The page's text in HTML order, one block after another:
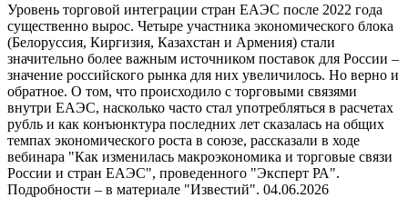
Уровень торговой интеграции стран ЕАЭС после 2022 года
существенно вырос. Четыре участника экономического блока
(Белоруссия, Киргизия, Казахстан и Армения) стали
значительно более важным источником поставок для России –
значение российского рынка для них увеличилось. Но верно и
обратное. О том, что происходило с торговыми связями
внутри ЕАЭС, насколько часто стал употребляться в расчетах
рубль и как конъюнктура последних лет сказалась на общих
темпах экономического роста в союзе, рассказали в ходе
вебинара "Как изменилась макроэкономика и торговые связи
России и стран ЕАЭС", проведенного "Эксперт РА".
Подробности – в материале "Известий". 04.06.2026